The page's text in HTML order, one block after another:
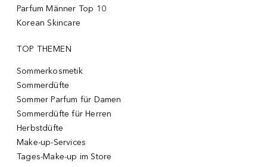
Parfum Männer Top 10
Korean Skincare
TOP THEMEN
Sommerkosmetik
Sommerdüfte
Sommer Parfum für Damen
Sommerdüfte für Herren
Herbstdüfte
Make-up-Services
Tages-Make-up im Store